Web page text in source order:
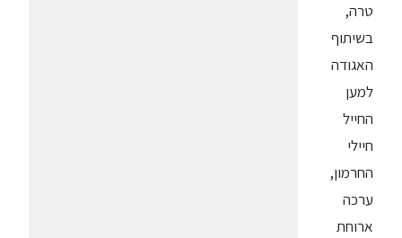
טרה,
בשיתוף
האגודה
למען
החייל
חיילי
החרמון,
ערכה
ארוחת